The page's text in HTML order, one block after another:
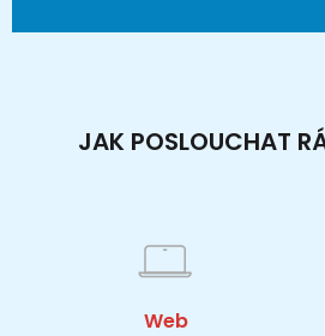
JAK POSLOUCHAT
Web